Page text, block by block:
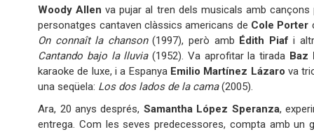
Woody Allen va pujar al tren dels musicals amb
personatges cantaven clàssics americans de Cole Porter
On connaît la chanson(1997), però amb Édith Piaf i
Cantando bajo la lluvia(1952). Va aprofitar la tirada Baz
karaoke de luxe, i a Espanya Emilio Martínez Lázaro va
una seqüela: Los dos lados de la cama(2005).
Ara, 20 anys després, Samantha López Speranza,
entrega. Com les seves predecessores, compta amb